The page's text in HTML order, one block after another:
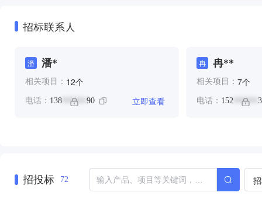
招标联系人
潘 潘*
相关项目： 12个
电话： 138 ****** 90 立即查看
冉 冉**
相关项目： 7个
电话： 152******
招投标 72